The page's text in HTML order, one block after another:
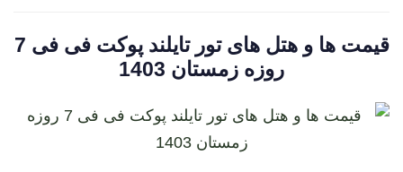
قیمت ها و هتل های تور تایلند پوکت فی فی 7
روزه زمستان 1403